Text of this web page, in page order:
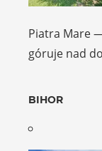
Piatra Mare
góruje nad
BIHOR